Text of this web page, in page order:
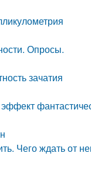
Опросы.
зачатия
Чего ждать от